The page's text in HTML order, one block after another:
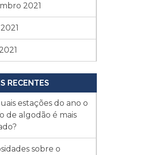
2021
RECENTES
estações do ano o
de algodão é mais
sobre o